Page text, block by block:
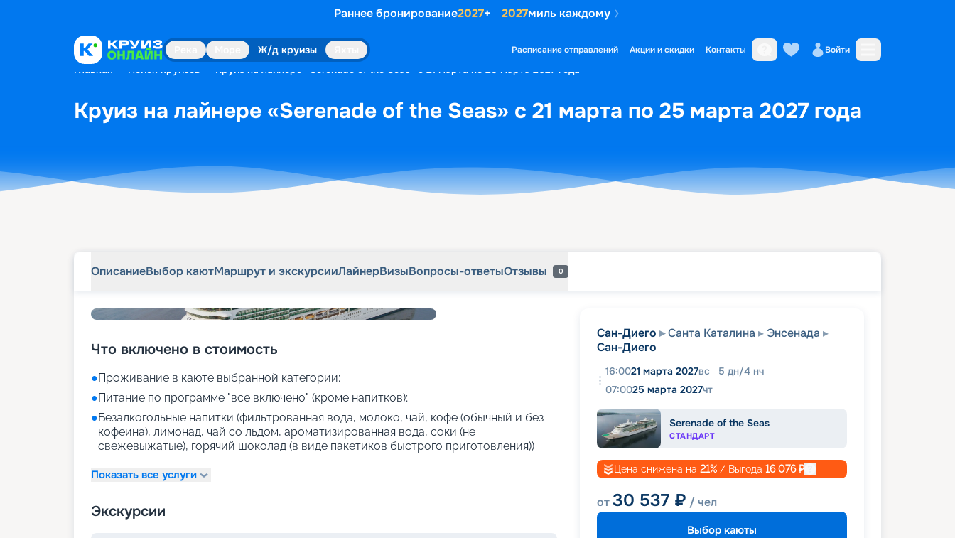
Раннее бронирование2027+ 2027миль каждому
Ж/д круизы Расписание отправлений Акции и скидки Контакты Войти
Главная Поиск круизов Круиз на лайнере «Serenade of the Seas» с 21 марта по 25 марта 2027 года
Круиз на лайнере «Serenade of the Seas» с 21 марта по 25 марта 2027 года
ОписаниеВыбор каютМаршрут и экскурсииЛайнерВизыВопросы-ответыОтзывы 0
Что включено в стоимость
●Проживание в каюте выбранной категории;
●Питание по программе "все включено" (кроме напитков);
●Безалкогольные напитки (фильтрованная вода, молоко, чай, кофе (обычный и без
кофеина), лимонад, чай со льдом, ароматизированная вода, соки (не
свежевыжатые), горячий шоколад (в виде пакетиков быстрого приготовления))
Показать все услуги
Экскурсии
Сан-Диего Санта Каталина
Энсенада
Сан-Диего
16:0021 марта 2027вс 5 дн/4 нч
07:0025 марта 2027чт
Serenade of the Seas
СТАНДАРТ
Цена снижена на 21% / Выгода 16 076₽
от30 537 ₽ / чел
Выбор каюты